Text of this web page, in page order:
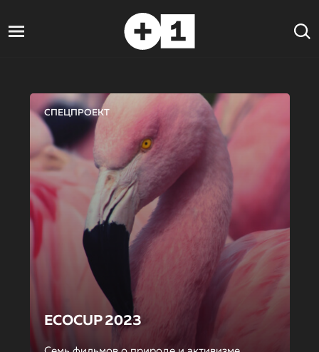
СПЕЦПРОЕКТ
ECOCUP 2023